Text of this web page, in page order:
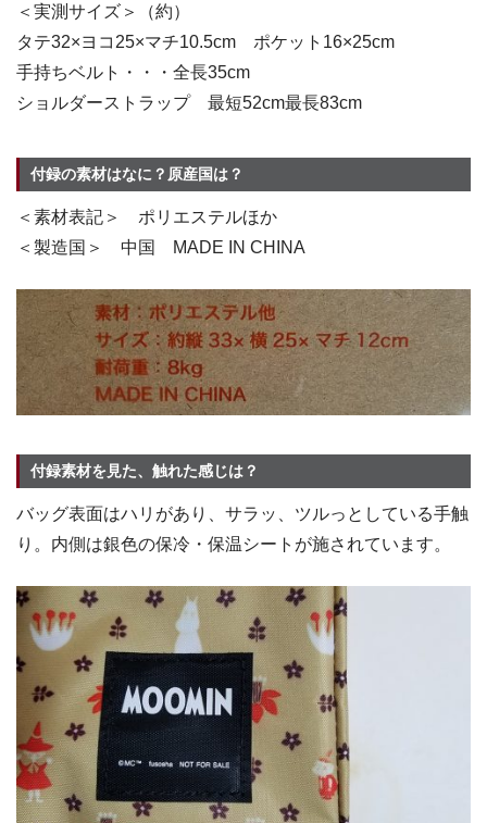
＜実測サイズ＞（約）
タテ32×ヨコ25×マチ10.5cm ポケット16×25cm
手持ちベルト・・・全長35cm
ショルダーストラップ 最短52cm最長83cm
付録の素材はなに？原産国は？
＜素材表記＞ ポリエステルほか
＜製造国＞ 中国 MADE IN CHINA
付録素材を見た、触れた感じは？
バッグ表面はハリがあり、サラッ、ツルっとしている手触
り。内側は銀色の保冷・保温シートが施されています。